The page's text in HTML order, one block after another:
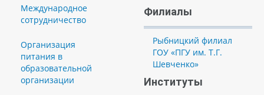
Международное
сотрудничество
Организация
питания в
образовательной
организации
Филиалы
Рыбницкий филиал
ГОУ «ПГУ им. Т.Г.
Шевченко»
Институты